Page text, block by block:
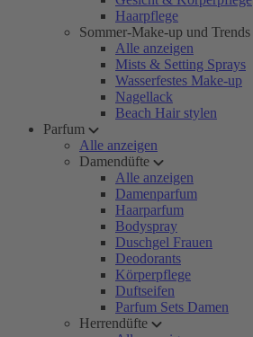
Haarpflege
Sommer-Make-up und Trends
Alle anzeigen
Mists & Setting Sprays
Wasserfestes Make-up
Nagellack
Beach Hair stylen
Parfum
Alle anzeigen
Damendüfte
Alle anzeigen
Damenparfum
Haarparfum
Bodyspray
Duschgel Frauen
Deodorants
Körperpflege
Duftseifen
Parfum Sets Damen
Herrendüfte